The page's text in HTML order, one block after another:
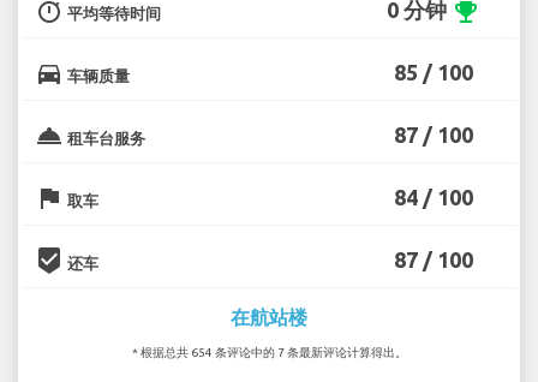
timer 平均等待时间 0 分钟 emoji_events
directions_car 车辆质量 85 / 100
room_service 租车台服务 87 / 100
flag 取车 84 / 100
beenhere 还车 87 / 100
在航站楼
* 根据总共 654 条评论中的 7 条最新评论计算得出。